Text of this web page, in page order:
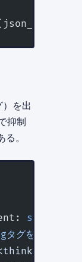
）を出
抑制
。
str
グを除去"""